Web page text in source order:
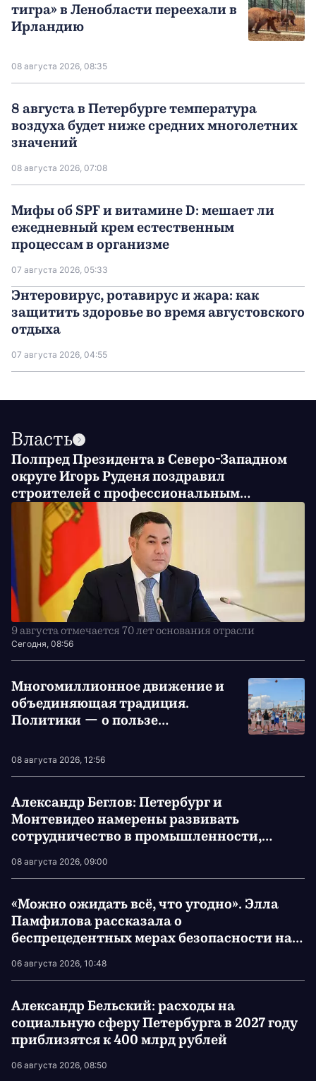
тигра» в Ленобласти переехали в
Ирландию
08 августа 2026, 08:35
8 августа в Петербурге температура
воздуха будет ниже средних многолетних
значений
08 августа 2026, 07:08
Мифы об SPF и витамине D: мешает ли
ежедневный крем естественным
процессам в организме
07 августа 2026, 05:33
Энтеровирус, ротавирус и жара: как
защитить здоровье во время августовского
отдыха
07 августа 2026, 04:55
Власть
Полпред Президента в Северо-Западном
округе Игорь Руденя поздравил
строителей с профессиональным
праздником
9 августа отмечается 70 лет основания отрасли
Сегодня, 08:56
Многомиллионное движение и
объединяющая традиция.
Политики — о пользе
08 августа 2026, 12:56
Александр Беглов: Петербург и
Монтевидео намерены развивать
сотрудничество в промышленности,
08 августа 2026, 09:00
«Можно ожидать всё, что угодно». Элла
Памфилова рассказала о
беспрецедентных мерах безопасности на
06 августа 2026, 10:48
Александр Бельский: расходы на
социальную сферу Петербурга в 2027 году
приблизятся к 400 млрд рублей
06 августа 2026, 08:50